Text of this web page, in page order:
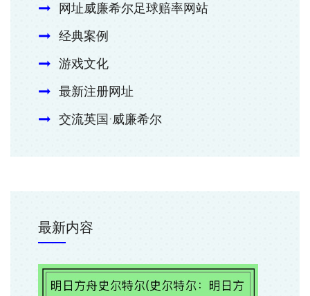
网址威廉希尔足球赔率网站
经典案例
游戏文化
最新注册网址
交流英国·威廉希尔
最新内容